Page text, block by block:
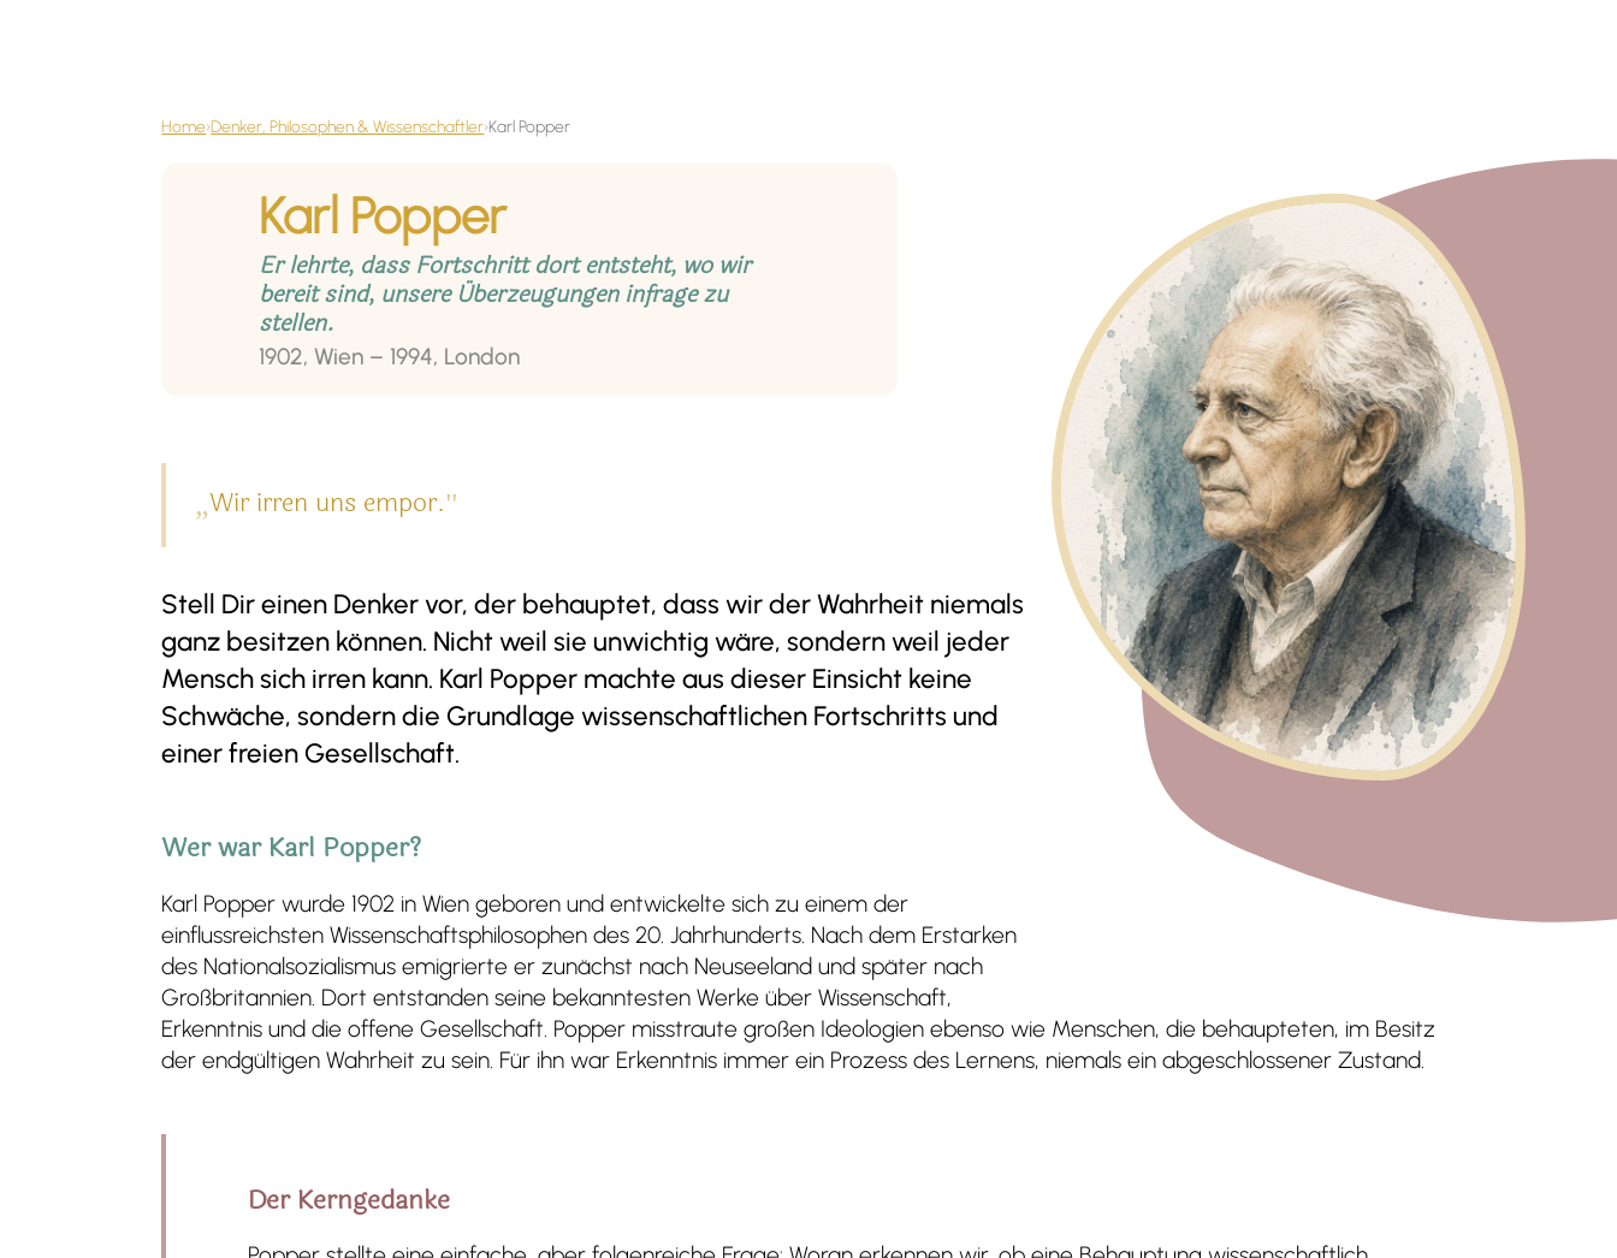
Home›Denker, Philosophen & Wissenschaftler›Karl Popper
Karl Popper
Er lehrte, dass Fortschritt dort entsteht, wo wir
bereit sind, unsere Überzeugungen infrage zu
stellen.
1902, Wien – 1994, London
„Wir irren uns empor."
Stell Dir einen Denker vor, der behauptet, dass wir der Wahrheit niemals
ganz besitzen können. Nicht weil sie unwichtig wäre, sondern weil jeder
Mensch sich irren kann. Karl Popper machte aus dieser Einsicht keine
Schwäche, sondern die Grundlage wissenschaftlichen Fortschritts und
einer freien Gesellschaft.
Wer war Karl Popper?
Karl Popper wurde 1902 in Wien geboren und entwickelte sich zu einem der
einflussreichsten Wissenschaftsphilosophen des 20. Jahrhunderts. Nach dem Erstarken
des Nationalsozialismus emigrierte er zunächst nach Neuseeland und später nach
Großbritannien. Dort entstanden seine bekanntesten Werke über Wissenschaft,
Erkenntnis und die offene Gesellschaft. Popper misstraute großen Ideologien ebenso wie Menschen, die behaupteten, im Besitz
der endgültigen Wahrheit zu sein. Für ihn war Erkenntnis immer ein Prozess des Lernens, niemals ein abgeschlossener Zustand.
Der Kerngedanke